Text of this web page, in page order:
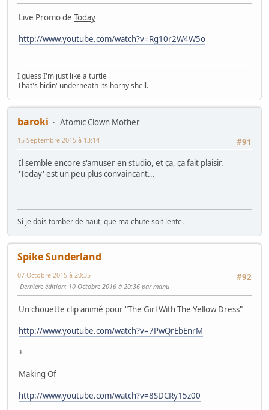
Live Promo de Today
http://www.youtube.com/watch?v=Rg10r2W4W5o
I guess I'm just like a turtle
That's hidin' underneath its horny shell.
baroki
Atomic Clown Mother
#91
15 Septembre 2015 à 13:14
Il semble encore s'amuser en studio, et ça, ça fait plaisir.
'Today' est un peu plus convaincant...
Si je dois tomber de haut, que ma chute soit lente.
Spike Sunderland
#92
07 Octobre 2015 à 20:35
Dernière édition: 10 Octobre 2016 à 20:36 par manu
Un chouette clip animé pour "The Girl With The Yellow Dress"
http://www.youtube.com/watch?v=7PwQrEbEnrM
+
Making Of
http://www.youtube.com/watch?v=8SDCRy15z00